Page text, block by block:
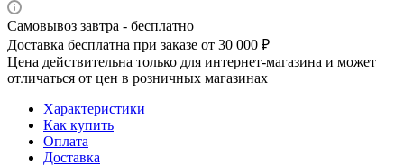
Самовывоз завтра - бесплатно
Доставка бесплатна при заказе от 30 000 ₽
Цена действительна только для интернет-магазина и может
отличаться от цен в розничных магазинах
Характеристики
Как купить
Оплата
Доставка